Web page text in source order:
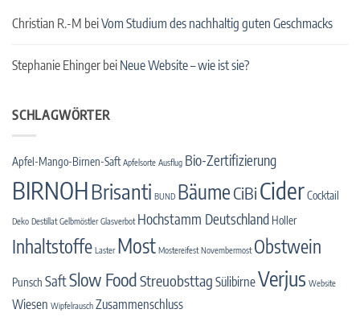
Christian R.-M beiVom Studium des nachhaltig guten Geschmacks
Stephanie Ehinger bei Neue Website – wie ist sie?
SCHLAGWÖRTER
Apfel-Mango-Birnen-Saft Apfelsorte Ausflug Bio-Zertifizierung
BIRNOHBrisanti BUND BäumeCiBi CiderCocktail
Deko Destillat Gelbmöstler Glasverbot Hochstamm Deutschland Holler
Inhaltstoffe Laster Most Mostereifest Novembermost Obstwein
Punsch SaftSlow FoodStreuobsttag SülibirneVerjus Website
Wiesen Wipfelrausch Zusammenschluss